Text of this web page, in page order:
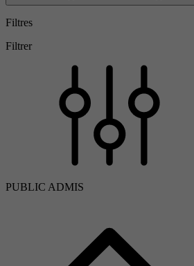
Filtres
Filtrer
PUBLIC ADMIS